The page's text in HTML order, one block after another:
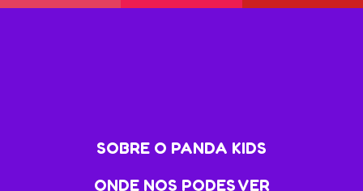
SOBRE O PANDA KIDS
ONDE NOS PODES VER